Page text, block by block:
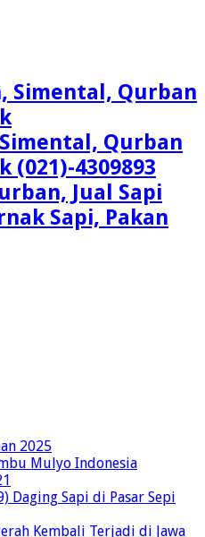
Qurban
(021)-4309893
Jual Sapi
Sapi, Pakan
2025
Mulyo Indonesia
Daging Sapi di Pasar Sepi
Kembali Terjadi di Jawa